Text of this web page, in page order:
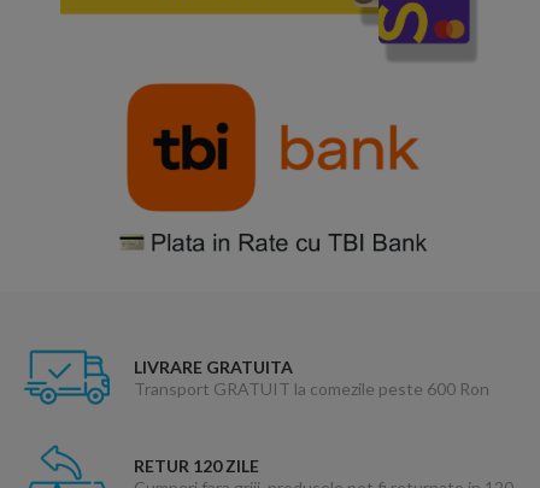
LIVRARE GRATUITA
Transport GRATUIT la comezile peste 600 Ron
RETUR 120 ZILE